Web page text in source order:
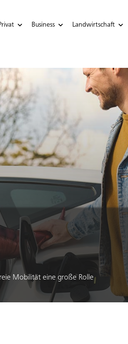
Business Landwirtschaft
Mobilität eine große Rolle